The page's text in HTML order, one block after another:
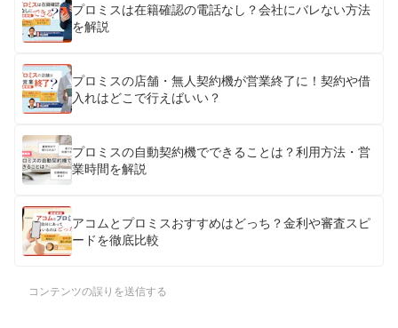
プロミスは在籍確認の電話なし？会社にバレない方法
を解説
プロミスの店舗・無人契約機が営業終了に！契約や借
入れはどこで行えばいい？
プロミスの自動契約機でできることは？利用方法・営
業時間を解説
アコムとプロミスおすすめはどっち？金利や審査スピ
ードを徹底比較
コンテンツの誤りを送信する